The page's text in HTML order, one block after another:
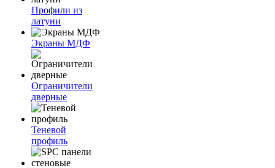
Профили из
латуни
Экраны МДФ
Ограничители
дверные
Теневой
профиль